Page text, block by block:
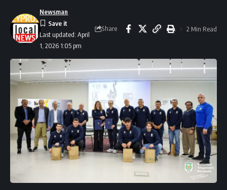
Last updated: April
1, 2026 1:05 pm
Newsman
Share 2 Min Read